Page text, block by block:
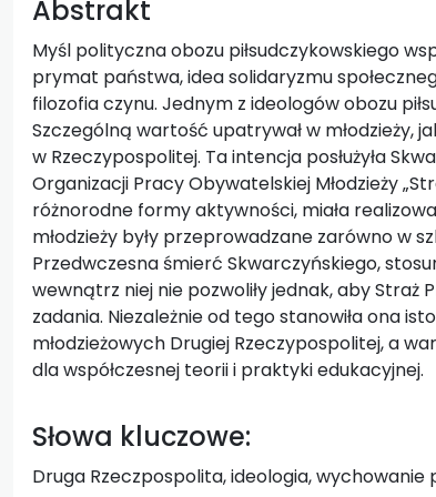
Abstrakt
Myśl polityczna obozu piłsudczykowskiego
prymat państwa, idea solidaryzmu
filozofia czynu. Jednym z ideologów obozu
Szczególną wartość upatrywał w młodzieży,
w Rzeczypospolitej. Ta intencja posłużyła
Organizacji Pracy Obywatelskiej Młodzieży
różnorodne formy aktywności, miała
młodzieży były przeprowadzane zarówno w
Przedwczesna śmierć Skwarczyńskiego,
wewnątrz niej nie pozwoliły jednak, aby Straż
zadania. Niezależnie od tego stanowiła ona
młodzieżowych Drugiej Rzeczypospolitej, a
dla współczesnej teorii i praktyki edukacyjnej.
Słowa kluczowe:
Druga Rzeczpospolita, ideologia,